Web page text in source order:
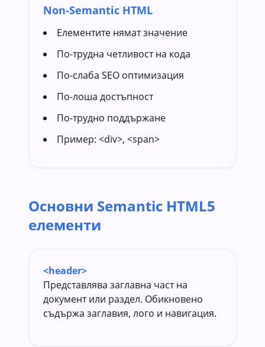
Non-Semantic HTML
Елементите нямат значение
По-трудна четливост на кода
По-слаба SEO оптимизация
По-лоша достъпност
По-трудно поддържане
Пример: <div>, <span>
Основни Semantic HTML5
елементи
<header>
Представлява заглавна част на
документ или раздел. Обикновено
съдържа заглавия, лого и навигация.